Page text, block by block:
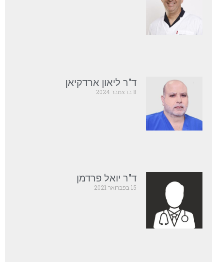
ד"ר ליאון ארדקיאן
8 בדצמבר 2024
ד"ר יואל פרדמן
15 בפברואר 2021